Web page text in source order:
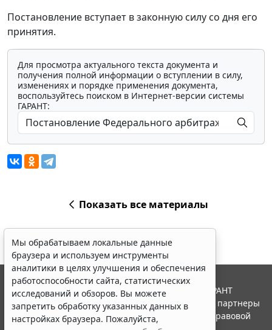
Постановление вступает в законную силу со дня его
принятия.
Для просмотра актуального текста документа и
получения полной информации о вступлении в силу,
изменениях и порядке применения документа,
воспользуйтесь поиском в Интернет-версии системы
ГАРАНТ:
Показать все материалы
Мы обрабатываем локальные данные
браузера и используем инструменты
аналитики в целях улучшения и обеспечения
работоспособности сайта, статистических
исследований и обзоров. Вы можете
запретить обработку указанных данных в
настройках браузера. Пожалуйста,
© ООО "НПП "ГАРАНТ-СЕРВИС", 2026. Система ГАРАНТ
выпускается с 1990 года. Компания "Гарант" и ее партнеры
являются участниками Российской ассоциации правовой